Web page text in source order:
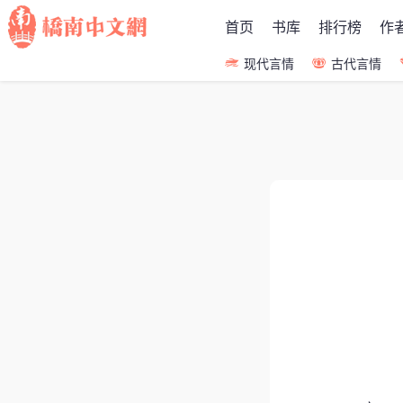
首页 书库 排行榜 作
现代言情 古代言情